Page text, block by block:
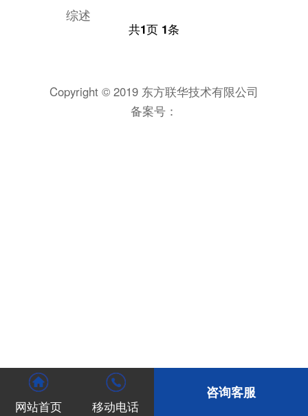
综述
共1页 1条
Copyright © 2019 东方联华技术有限公司
备案号：
网站首页 移动电话
咨询客服